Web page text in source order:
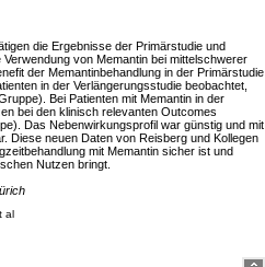
die Ergebnisse der Primärstudie und
von Memantin bei mittelschwerer
der Memantinbehandlung in der Primärstudie
in der Verlängerungsstudie beobachtet,
Bei Patienten mit Memantin in der
bei den klinisch relevanten Outcomes
Das Nebenwirkungsprofil war günstig und mit
Diese neuen Daten von Reisberg und Kollegen
mit Memantin sicher ist und
Nutzen bringt.
al